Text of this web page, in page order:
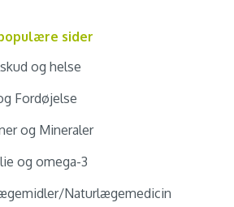
sider
og helse
Fordøjelse
og Mineraler
og omega-3
Naturlægemedicin